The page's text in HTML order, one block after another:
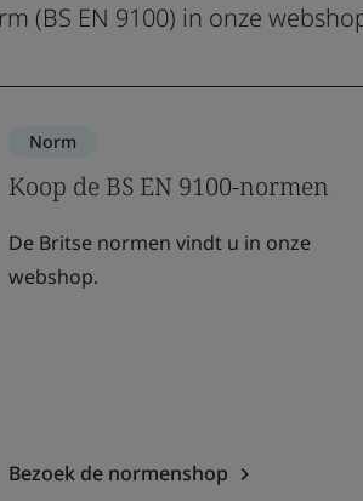
(BS EN 9100) in onze
Norm
Koop de BS EN 9100-normen
De Britse normen vindt u in onze
webshop.
Bezoek de normenshop